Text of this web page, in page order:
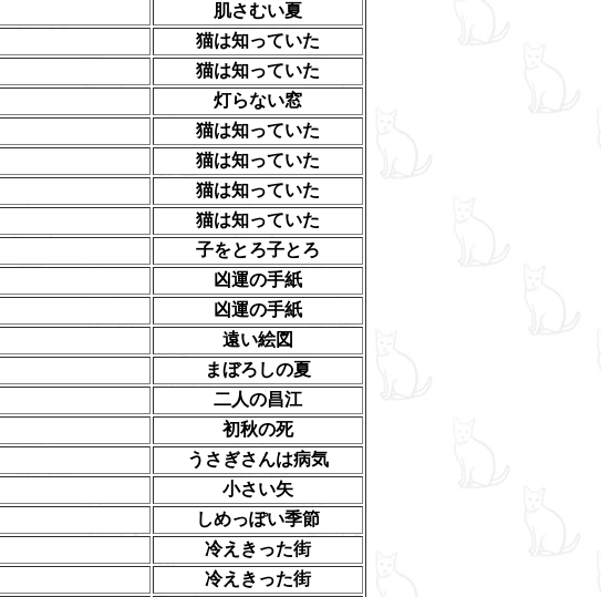
肌さむい夏
猫は知っていた
猫は知っていた
灯らない窓
猫は知っていた
猫は知っていた
猫は知っていた
猫は知っていた
子をとろ子とろ
凶運の手紙
凶運の手紙
遠い絵図
まぼろしの夏
二人の昌江
初秋の死
うさぎさんは病気
小さい矢
しめっぽい季節
冷えきった街
冷えきった街